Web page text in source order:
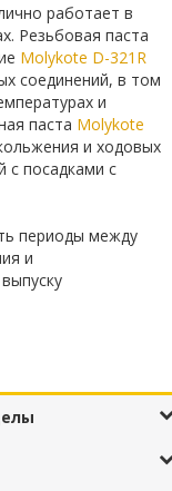
работает в
Резьбовая паста
Molykote D-321R
соединений, в том
и
паста Molykote
и ходовых
с посадками с
периоды между
и